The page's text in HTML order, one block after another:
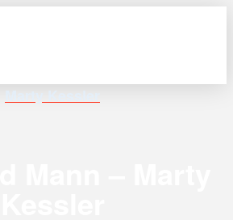
Marty Kessler